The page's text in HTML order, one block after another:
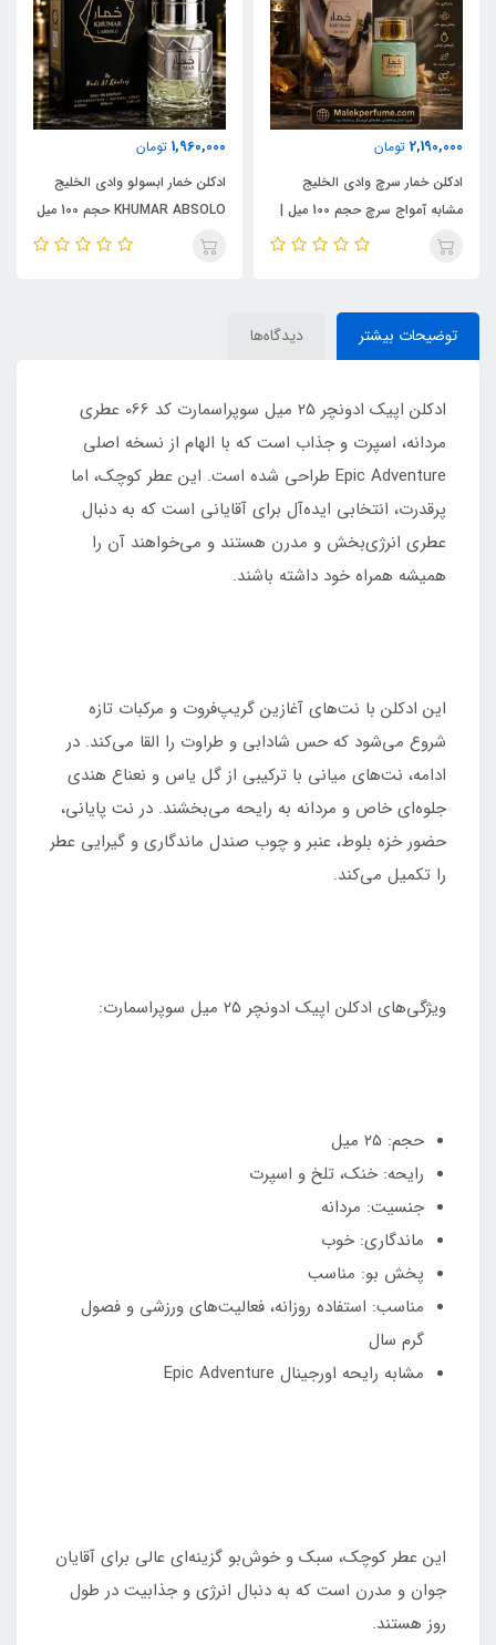
2,190,000 تومان
ادکلن خمار سرچ وادی الخلیج
مشابه آمواج سرچ حجم 100 میل |
KHUMAR Search Eau de
1,960,000 تومان
ادکلن خمار ابسولو وادی الخلیج
KHUMAR ABSOLO حجم 100 میل
| مشابه اورجینال ایو سن لورن مای
توضیحات بیشتر دیدگاه‌ها
ادکلن اپیک ادونچر ۲۵ میل سوپراسمارت کد 066 عطری
مردانه، اسپرت و جذاب است که با الهام از نسخه اصلی
Epic Adventure طراحی شده است. این عطر کوچک، اما
پرقدرت، انتخابی ایده‌آل برای آقایانی است که به دنبال
عطری انرژی‌بخش و مدرن هستند و می‌خواهند آن را
همیشه همراه خود داشته باشند.
این ادکلن با نت‌های آغازین گریپ‌فروت و مرکبات تازه
شروع می‌شود که حس شادابی و طراوت را القا می‌کند. در
ادامه، نت‌های میانی با ترکیبی از گل یاس و نعناع هندی
جلوه‌ای خاص و مردانه به رایحه می‌بخشند. در نت پایانی،
حضور خزه بلوط، عنبر و چوب صندل ماندگاری و گیرایی عطر
را تکمیل می‌کند.
ویژگی‌های ادکلن اپیک ادونچر ۲۵ میل سوپراسمارت:
حجم: ۲۵ میل
رایحه: خنک، تلخ و اسپرت
جنسیت: مردانه
ماندگاری: خوب
پخش بو: مناسب
مناسب: استفاده روزانه، فعالیت‌های ورزشی و فصول
گرم سال
مشابه رایحه اورجینال Epic Adventure
این عطر کوچک، سبک و خوش‌بو گزینه‌ای عالی برای آقایان
جوان و مدرن است که به دنبال انرژی و جذابیت در طول
روز هستند.